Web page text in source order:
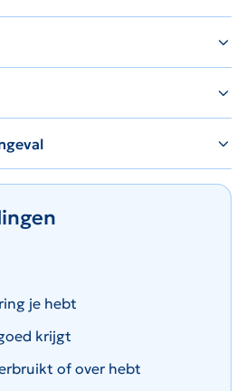
je hebt
krijgt
of over hebt